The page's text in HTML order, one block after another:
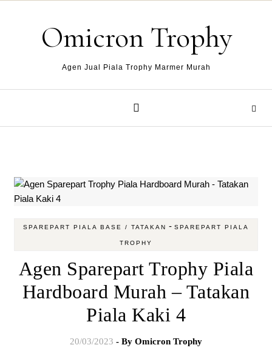
Omicron Trophy
Agen Jual Piala Trophy Marmer Murah
SPAREPART PIALA BASE / TATAKAN - SPAREPART PIALA
TROPHY
Agen Sparepart Trophy Piala
Hardboard Murah – Tatakan
Piala Kaki 4
20/03/2023 - By Omicron Trophy